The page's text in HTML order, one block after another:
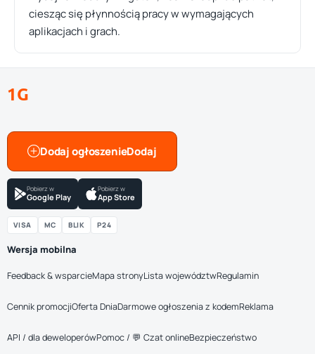
ciesząc się płynnością pracy w wymagających
aplikacjach i grach.
1G
Dodaj ogłoszenie
Pobierz w
Google Play
Pobierz w
App Store
VISA MC BLIK P24
Wersja mobilna
Feedback & wsparcieMapa stronyLista województwRegulamin
Cennik promocjiOferta DniaDarmowe ogłoszenia z kodemReklama
API / dla deweloperówPomoc / 💬 Czat onlineBezpieczeństwo